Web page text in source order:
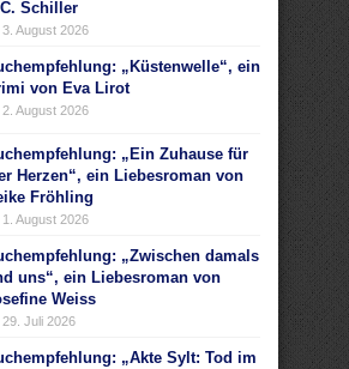
Schiller
3. August 2026
„Küstenwelle“, ein
von Eva Lirot
2. August 2026
„Ein Zuhause für
Herzen“, ein Liebesroman von
Fröhling
1. August 2026
„Zwischen damals
uns“, ein Liebesroman von
Weiss
29. Juli 2026
„Akte Sylt: Tod im